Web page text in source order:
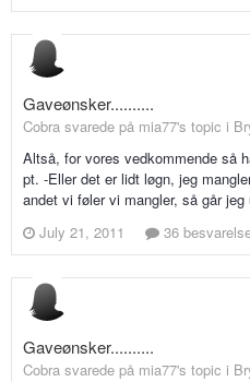
Gaveønsker..........
Cobra svarede på mia77's topic i
Altså, for vores vedkommende så
pt. -Eller det er lidt løgn, jeg
andet vi føler vi mangler, så går
July 21, 2011
36
Gaveønsker..........
Cobra svarede på mia77's topic i